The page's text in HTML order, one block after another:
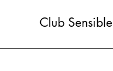
Club Sensible